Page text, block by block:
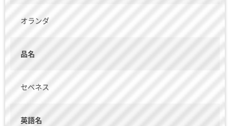
オランダ
品名
セベネス
英語名